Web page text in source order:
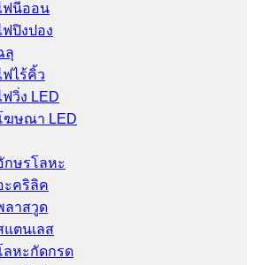
ฟนีออน
ฟปิงปอง
ลุ
ฟไร้คิ้ว
วิ่ง LED
ฆษณา LED
กษรโลหะ
ะคริลิค
ลาสวูด
แตนเลส
ลหะกัดกรด